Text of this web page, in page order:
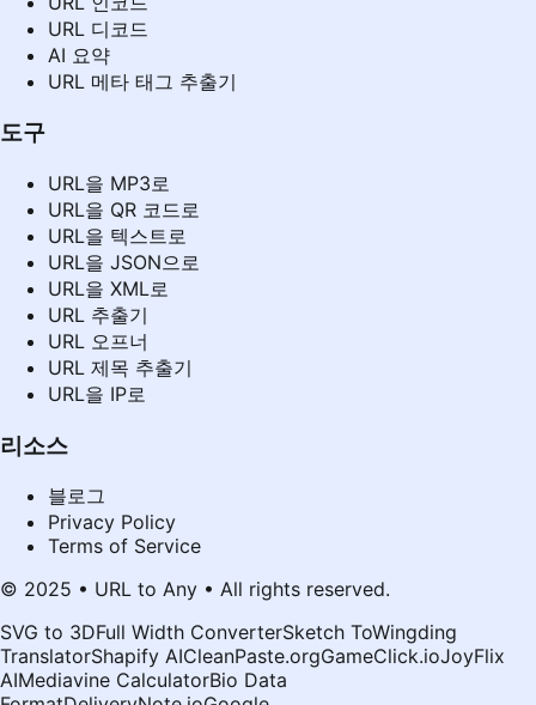
URL 디코드
AI 요약
URL 메타 태그 추출기
도구
URL을 MP3로
URL을 QR 코드로
URL을 텍스트로
URL을 JSON으로
URL을 XML로
URL 추출기
URL 오프너
URL 제목 추출기
URL을 IP로
리소스
블로그
Privacy Policy
Terms of Service
© 2025 • URL to Any • All rights reserved.
SVG to 3DFull Width ConverterSketch ToWingding
TranslatorShapify AICleanPaste.orgGameClick.ioJoyFlix
AIMediavine CalculatorBio Data